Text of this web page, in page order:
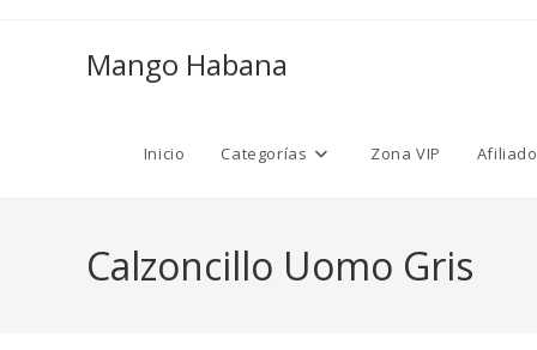
Mango Habana
Inicio Categorías Zona VIP
Calzoncillo Uomo Gris